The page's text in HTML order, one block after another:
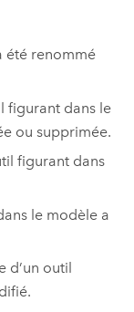
été renommé
figurant dans le
ou supprimée.
figurant dans
le modèle a
d’un outil